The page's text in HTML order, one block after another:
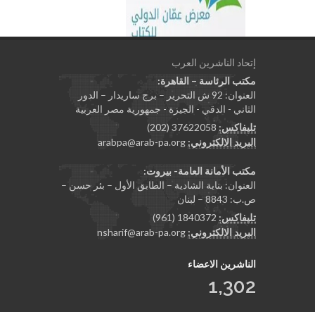
إتحاد الناشرين العرب
مكتب الرئاسة – القاهرة:
العنوان: 92 ش التحرير – برج ساريدار – الدور
الثاني - الدقي - الجيزة - جمهورية مصر العربية
تليفاكس:
البريد الالكتروني:
مكتب الأمانة العامة- بيروت:
العنوان: بناية الشادية – الطابق الأول – بئر حسن –
ص.ب: 8843 – لبنان
تليفاكس:
البريد الالكتروني:
الناشرين الاعضاء
1,302